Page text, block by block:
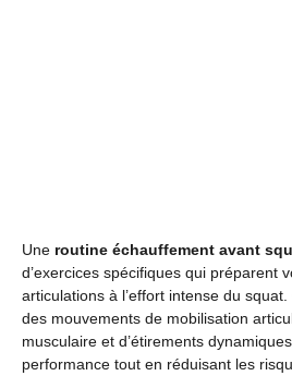
Une routine échauffement avant
d’exercices spécifiques qui préparent
articulations à l’effort intense du
des mouvements de mobilisation
musculaire et d’étirements
performance tout en réduisant les